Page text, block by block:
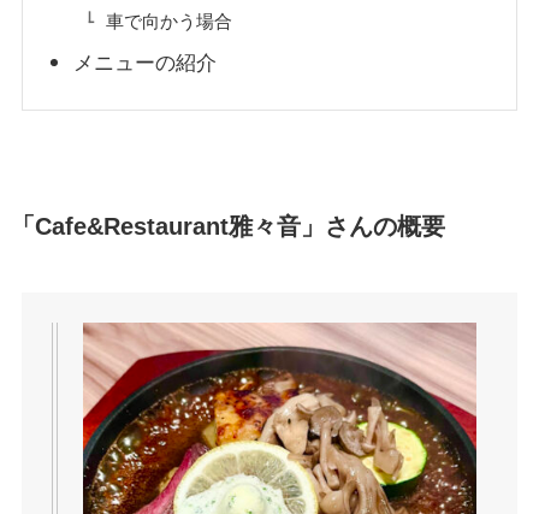
車で向かう場合
メニューの紹介
「Cafe&Restaurant雅々音」さんの概要